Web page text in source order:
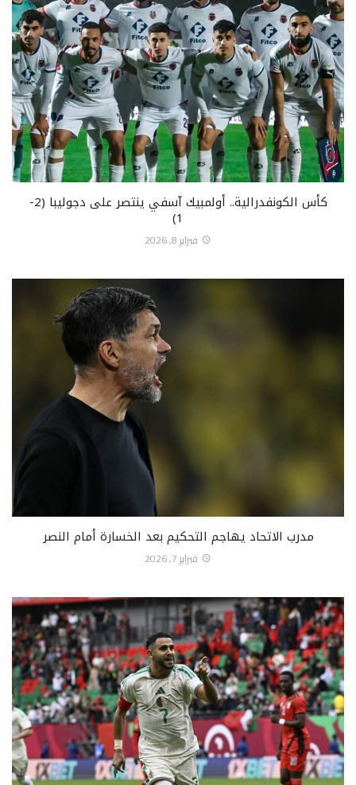
كأس الكونفدرالية.. أولمبيك آسفي ينتصر على دجوليبا (2-
1)
فبراير 8, 2026
مدرب الاتحاد يهاجم التحكيم بعد الخسارة أمام النصر
فبراير 7, 2026